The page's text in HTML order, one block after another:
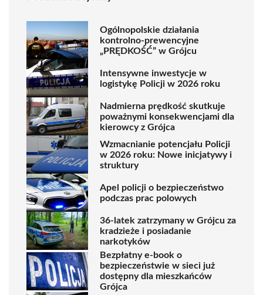
Ogólnopolskie działania
kontrolno-prewencyjne
„PRĘDKOŚĆ” w Grójcu
Intensywne inwestycje w
logistykę Policji w 2026 roku
Nadmierna prędkość skutkuje
poważnymi konsekwencjami dla
kierowcy z Grójca
Wzmacnianie potencjału Policji
w 2026 roku: Nowe inicjatywy i
struktury
Apel policji o bezpieczeństwo
podczas prac polowych
36-latek zatrzymany w Grójcu za
kradzieże i posiadanie
narkotyków
Bezpłatny e-book o
bezpieczeństwie w sieci już
dostępny dla mieszkańców
Grójca